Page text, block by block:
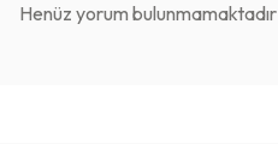
Henüz yorum bulunmamaktadır